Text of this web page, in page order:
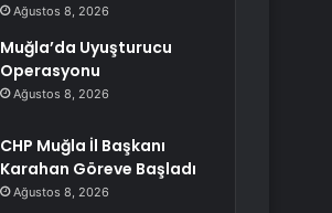
Ağustos 8, 2026
Muğla’da Uyuşturucu
Operasyonu
Ağustos 8, 2026
CHP Muğla İl Başkanı
Karahan Göreve Başladı
Ağustos 8, 2026